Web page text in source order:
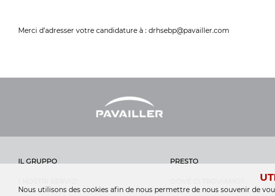
Nous utilisons des cookies afin de nous permettre de nous souvenir de
Merci d’adresser votre candidature à : drhsebp@pavailler.com
IL GRUPPO PRESTO